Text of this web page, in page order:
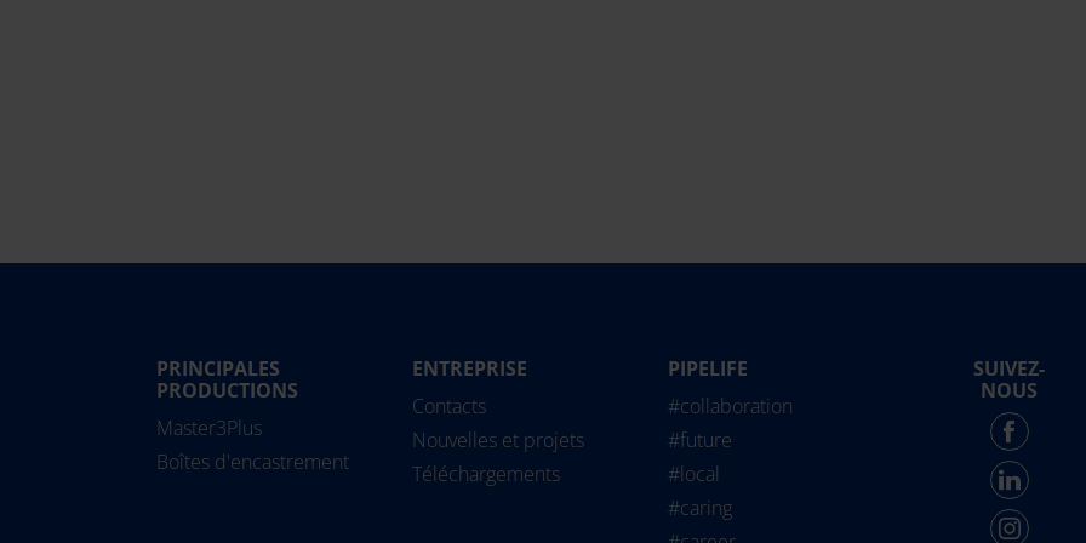
Slovensko
Slovenija
Srbija
SoluForce - English
PRINCIPALES
PRODUCTIONS
Master3Plus
Boîtes d'encastrement
ENTREPRISE
Contacts
Nouvelles et projets
Téléchargements
PIPELIFE
#collaboration
#future
#local
#caring
SUIVEZ-
NOUS